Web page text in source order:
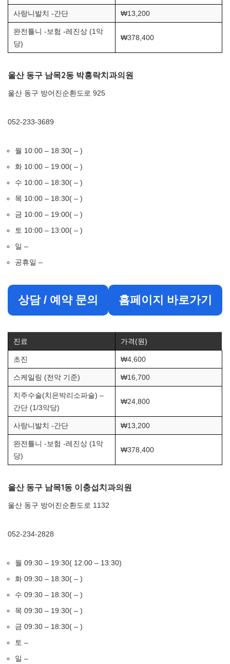
사랑니발치 -간단 ₩13,200
완전틀니 -보험 -레진상 (1악
당)
₩378,400
울산 동구 남목2동 박홍락치과의원
울산 동구 방어진순환도로 925
052-233-3689
월 10:00 – 18:30( – )
화 10:00 – 19:00( – )
수 10:00 – 18:30( – )
목 10:00 – 18:30( – )
금 10:00 – 19:00( – )
토 10:00 – 13:00( – )
일 –
공휴일 –
상담 / 예약 문의 홈페이지 바로가기
진료 가격(원)
초진 ₩4,600
스케일링 (전악 기준) ₩16,700
치주수술(치은박리소파술) –
간단 (1/3악당)
₩24,800
사랑니발치 -간단 ₩13,200
완전틀니 -보험 -레진상 (1악
당)
₩378,400
울산 동구 남목1동 이충섭치과의원
울산 동구 방어진순환도로 1132
052-234-2828
월 09:30 – 19:30( 12:00 – 13:30)
화 09:30 – 18:30( – )
수 09:30 – 18:30( – )
목 09:30 – 19:30( – )
금 09:30 – 18:30( – )
토 –
일 –